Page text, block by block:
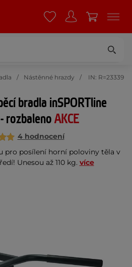
Nástěnné hrazdy IN: R=23339
bradla inSPORTline
rozbalenoAKCE
4 hodnocení
pro posílení horní poloviny těla v
Unesou až 110 kg. více